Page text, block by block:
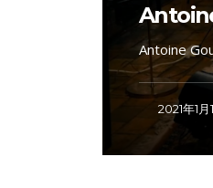
Antoine
2021年1月